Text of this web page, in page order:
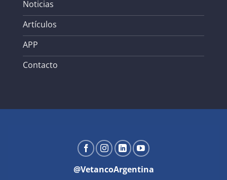
Noticias
Artículos
APP
Contacto
@VetancoArgentina